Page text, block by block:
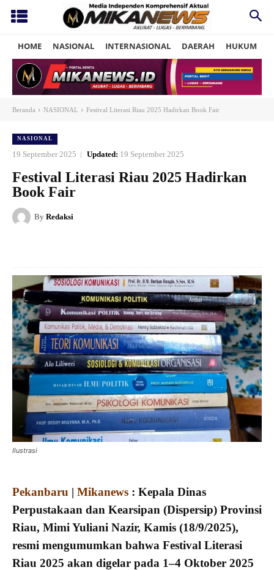
HOME NASIONAL INTERNASIONAL DAERAH HUKUM
Beranda NASIONAL Festival Literasi Riau 2025 Hadirkan Book Fair
NASIONAL
19 September 2025 Updated: 19 September 2025
Festival Literasi Riau 2025 Hadirkan
Book Fair
By Redaksi
Ilustrasi
Pekanbaru | Mikanews : Kepala Dinas
Perpustakaan dan Kearsipan (Dispersip) Provinsi
Riau, Mimi Yuliani Nazir, Kamis (18/9/2025),
resmi mengumumkan bahwa Festival Literasi
Riau 2025 akan digelar pada 1–4 Oktober 2025